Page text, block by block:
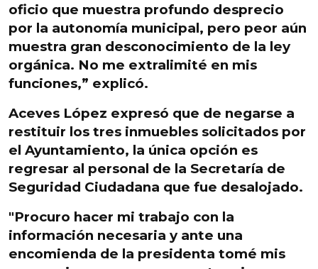
oficio que muestra profundo desprecio
por la autonomía municipal, pero peor aún
muestra gran desconocimiento de la ley
orgánica. No me extralimité en mis
funciones,” explicó.
Aceves López expresó que de negarse a
restituir los tres inmuebles solicitados por
el Ayuntamiento, la única opción es
regresar al personal de la Secretaría de
Seguridad Ciudadana que fue desalojado.
"Procuro hacer mi trabajo con la
información necesaria y ante una
encomienda de la presidenta tomé mis